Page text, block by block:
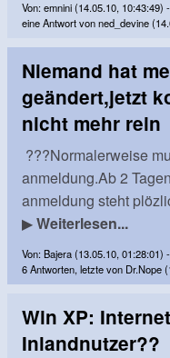
Von: emnini (14.05.10, 10:43:49)
eine Antwort von ned_devine
Niemand hat
geändert,jetzt
nicht mehr rein
???Normalerweise
anmeldung.Ab 2
anmeldung steht
▶Weiterlesen...
Von: Bajera (13.05.10, 01:28:01)
6 Antworten, letzte von Dr.Nope
Win XP:
Inlandnutzer??